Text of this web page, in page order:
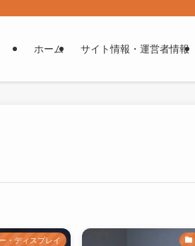
ホーム サイト情報・運営者情報
・ディスプレイ